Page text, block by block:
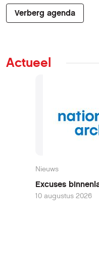
Verberg agenda
Actueel
Nieuws
Excuses
10 augustus 2026